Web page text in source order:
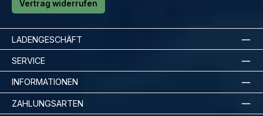
Vertrag widerrufen
LADENGESCHÄFT
SERVICE
INFORMATIONEN
ZAHLUNGSARTEN